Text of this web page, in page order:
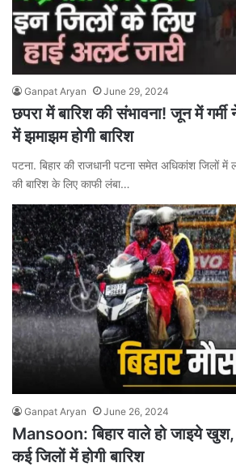
Ganpat Aryan June 29, 2024
छपरा में बारिश की संभावना! जून में
में झमाझम होगी बारिश
पटना. बिहार की राजधानी पटना समेत अधिकांश जिलों में
की बारिश के लिए काफी लंबा…
Ganpat Aryan June 26, 2024
Mansoon: बिहार वाले हो जाइये
कई जिलों में होगी बारिश